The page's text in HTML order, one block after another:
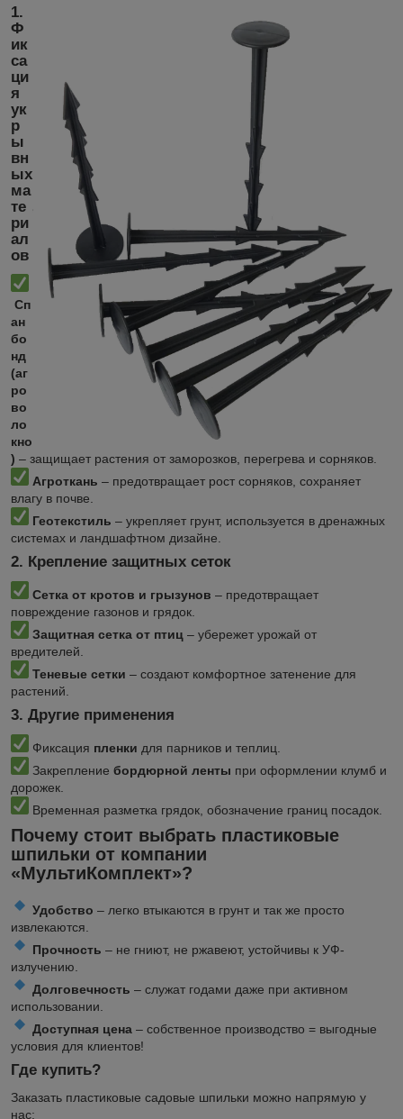
1.
Ф
ик
са
ци
я
ук
р
ы
вн
ых
ма
те
ри
ал
ов
Сп
ан
бо
нд
(аг
ро
во
ло
кно
) – защищает растения от заморозков, перегрева и сорняков.
Агроткань – предотвращает рост сорняков, сохраняет
влагу в почве.
Геотекстиль – укрепляет грунт, используется в дренажных
системах и ландшафтном дизайне.
2. Крепление защитных сеток
Сетка от кротов и грызунов – предотвращает
повреждение газонов и грядок.
Защитная сетка от птиц – убережет урожай от
вредителей.
Теневые сетки – создают комфортное затенение для
растений.
3. Другие применения
Фиксация пленки для парников и теплиц.
Закрепление бордюрной ленты при оформлении клумб и
дорожек.
Временная разметка грядок, обозначение границ посадок.
Почему стоит выбрать пластиковые
шпильки от компании
«МультиКомплект»?
Удобство – легко втыкаются в грунт и так же просто
извлекаются.
Прочность – не гниют, не ржавеют, устойчивы к УФ-
излучению.
Долговечность – служат годами даже при активном
использовании.
Доступная цена – собственное производство = выгодные
условия для клиентов!
Где купить?
Заказать пластиковые садовые шпильки можно напрямую у
нас: